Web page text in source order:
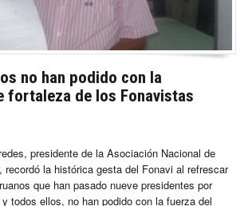
no han podido con la
fortaleza de los Fonavistas
presidente de la Asociación Nacional de
recordó la histórica gesta del Fonavi al refrescar
que han pasado nueve presidentes por
todos ellos, no han podido con la fuerza del